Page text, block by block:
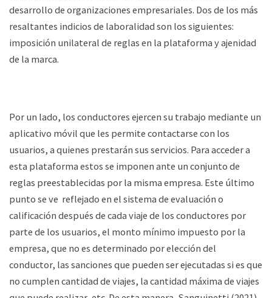
desarrollo de organizaciones empresariales. Dos de los más
resaltantes indicios de laboralidad son los siguientes:
imposición unilateral de reglas en la plataforma y ajenidad
de la marca.
Por un lado, los conductores ejercen su trabajo mediante un
aplicativo móvil que les permite contactarse con los
usuarios, a quienes prestarán sus servicios. Para acceder a
esta plataforma estos se imponen ante un conjunto de
reglas preestablecidas por la misma empresa. Este último
punto se ve reflejado en el sistema de evaluación o
calificación después de cada viaje de los conductores por
parte de los usuarios, el monto mínimo impuesto por la
empresa, que no es determinado por elección del
conductor, las sanciones que pueden ser ejecutadas si es que
no cumplen cantidad de viajes, la cantidad máxima de viajes